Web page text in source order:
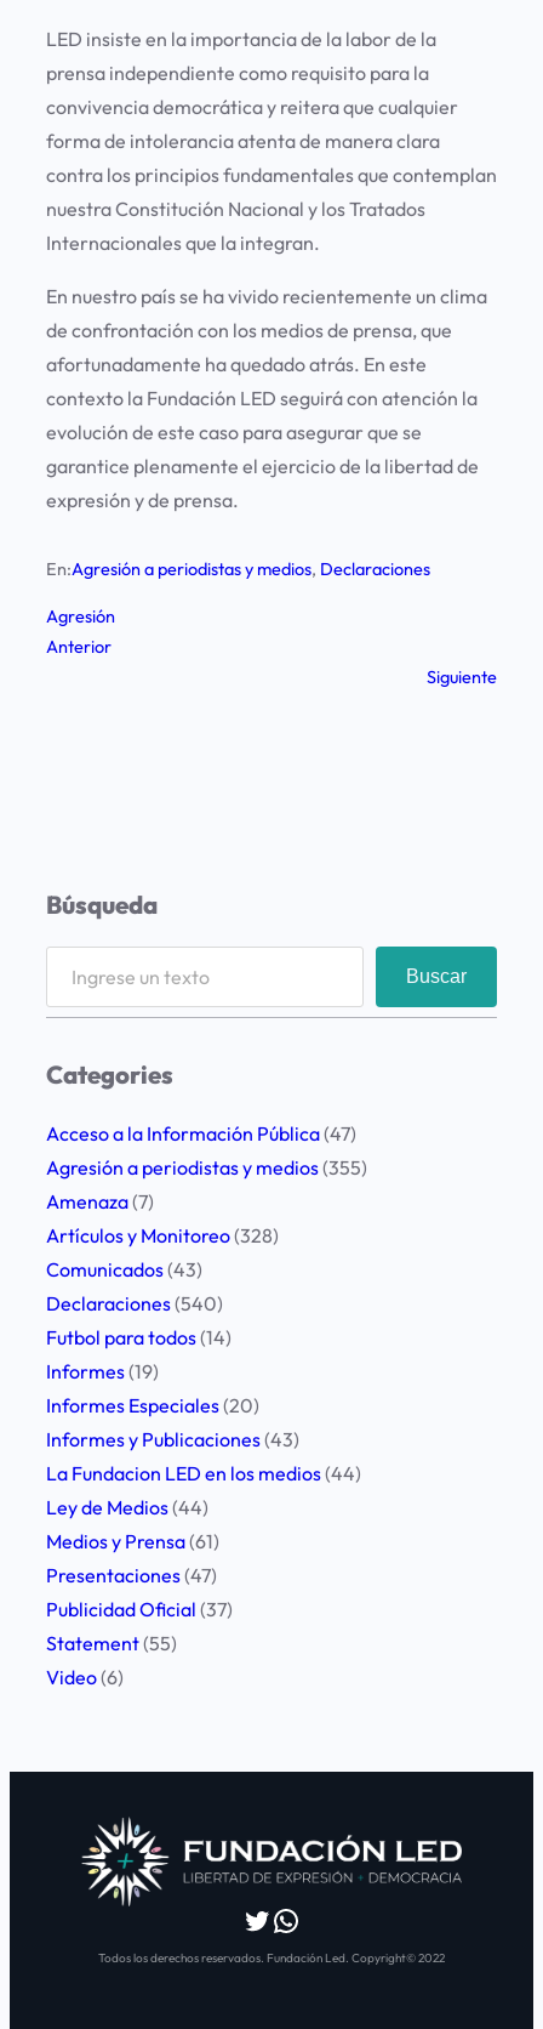
LED insiste en la importancia de la labor de la
prensa independiente como requisito para la
convivencia democrática y reitera que cualquier
forma de intolerancia atenta de manera clara
contra los principios fundamentales que contemplan
nuestra Constitución Nacional y los Tratados
Internacionales que la integran.
En nuestro país se ha vivido recientemente un clima
de confrontación con los medios de prensa, que
afortunadamente ha quedado atrás. En este
contexto la Fundación LED seguirá con atención la
evolución de este caso para asegurar que se
garantice plenamente el ejercicio de la libertad de
expresión y de prensa.
En:Agresión a periodistas y medios, Declaraciones
Agresión
Anterior
Siguiente
Búsqueda
r
h
Buscar
Categories
Acceso a la Información Pública(47)
Agresión a periodistas y medios(355)
Amenaza(7)
Artículos y Monitoreo(328)
Comunicados(43)
Declaraciones(540)
Futbol para todos(14)
Informes(19)
Informes Especiales(20)
Informes y Publicaciones(43)
La Fundacion LED en los medios(44)
Ley de Medios(44)
Medios y Prensa(61)
Presentaciones(47)
Publicidad Oficial (37)
Statement(55)
Video(6)
Twitter
WhatsApp
Todos los derechos reservados. Fundación Led. Copyright© 2022